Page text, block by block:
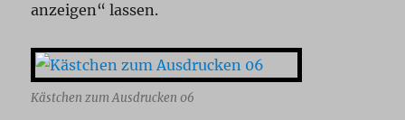
anzeigen“ lassen.
Kästchen zum Ausdrucken 06